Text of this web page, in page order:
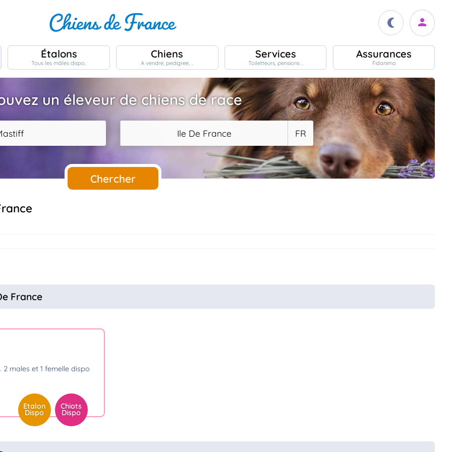
Étalons
Tous les mâles dispo..
Chiens
A vendre, pedigree, ..
Services
Toiletteurs, pensions ..
Assurances
Fidanimo
un éleveur de chiens de race
Ile De France FR
Chercher
France
Etalon
Dispo
Chiots
Dispo